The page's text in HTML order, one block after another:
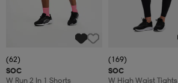
(62)
SOC
W Run 2 In 1 Shorts
(169)
SOC
W High Waist Tights